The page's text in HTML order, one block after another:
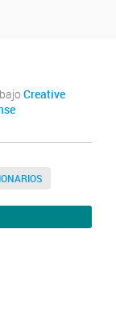
Creative